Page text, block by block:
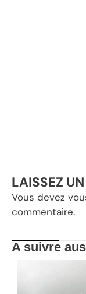
LAISSEZ
Vous devez
commentaire.
A suivre